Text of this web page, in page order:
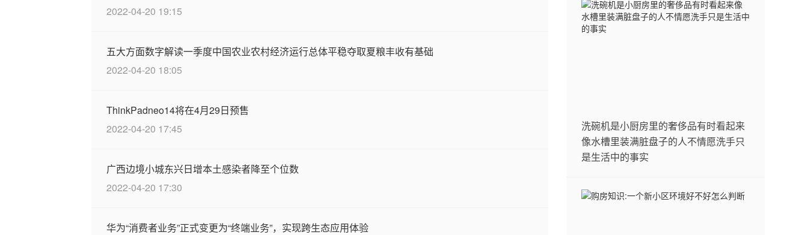
2022-04-20 19:15
五大方面数字解读一季度中国农业农村经济运行总体平稳夺取夏粮丰收有基础
2022-04-20 18:05
ThinkPadneo14将在4月29日预售
2022-04-20 17:45
广西边境小城东兴日增本土感染者降至个位数
2022-04-20 17:30
华为“消费者业务”正式变更为“终端业务”，实现跨生态应用体验
洗碗机是小厨房里的奢侈品有时看起来
像水槽里装满脏盘子的人不情愿洗手只
是生活中的事实